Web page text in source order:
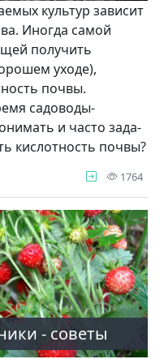
культур зависит
Иногда самой
получить
уходе),
почвы.
садоводы-
и часто зада­
кис­лотность почвы?
1764
- советы